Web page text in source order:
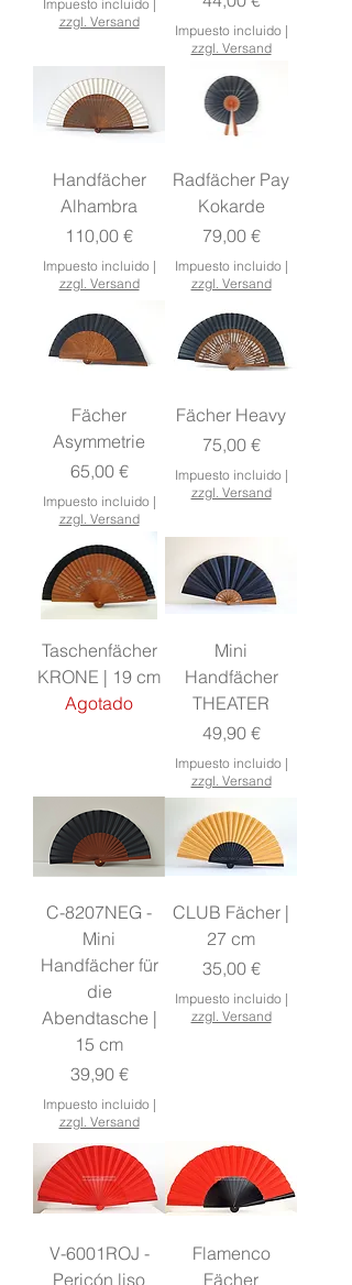
Impuesto incluido|
zzgl. Versand
Impuesto incluido|
zzgl. Versand
Handfächer
Alhambra
Precio
110,00 €
Impuesto incluido|
zzgl. Versand
Radfächer Pay
Kokarde
Precio
79,00 €
Impuesto incluido|
zzgl. Versand
Fächer
Asymmetrie
Precio
65,00 €
Impuesto incluido|
zzgl. Versand
Fächer Heavy
Precio
75,00 €
Impuesto incluido|
zzgl. Versand
Taschenfächer
KRONE | 19 cm
Agotado
Mini
Handfächer
THEATER
Precio
49,90 €
Impuesto incluido|
zzgl. Versand
C-8207NEG -
Mini
Handfächer für
die
Abendtasche |
15 cm
Precio
39,90 €
Impuesto incluido|
zzgl. Versand
CLUB Fächer |
27 cm
Precio
35,00 €
Impuesto incluido|
zzgl. Versand
V-6001ROJ -
Pericón liso
Flamenco
Fächer